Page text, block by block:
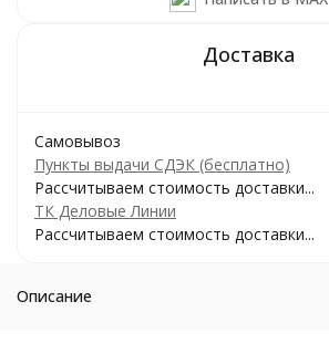
Самовывоз
Пункты выдачи СДЭК (бесплатно)
Рассчитываем стоимость доставки...
ТК Деловые Линии
Рассчитываем стоимость доставки...
Описание